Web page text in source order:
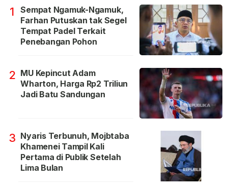
1
Sempat Ngamuk-Ngamuk,
Farhan Putuskan tak Segel
Tempat Padel Terkait
Penebangan Pohon
2 MU Kepincut Adam
Wharton, Harga Rp2 Triliun
Jadi Batu Sandungan
3 Nyaris Terbunuh, Mojbtaba
Khamenei Tampil Kali
Pertama di Publik Setelah
Lima Bulan